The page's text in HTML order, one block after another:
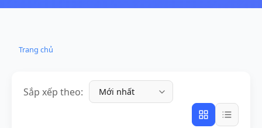
Trang chủ
Sắp xếp theo: